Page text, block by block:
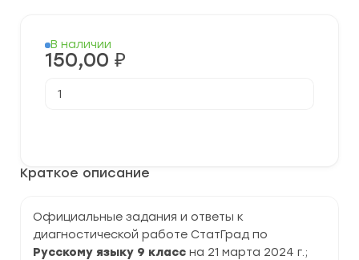
Краткое описание
Официальные задания и ответы к
диагностической работе СтатГрад по
Русскому языку 9 класс на 21 марта 2024 г.;
В наличии
150,00 ₽
товара
русскому
класс
2023-
2024
гг.